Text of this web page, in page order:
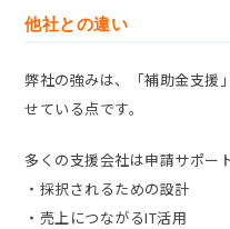
他社との違い
弊社の強みは、「補助金支援
せている点です。
多くの支援会社は申請サポー
・採択されるための設計
・売上につながるIT活用